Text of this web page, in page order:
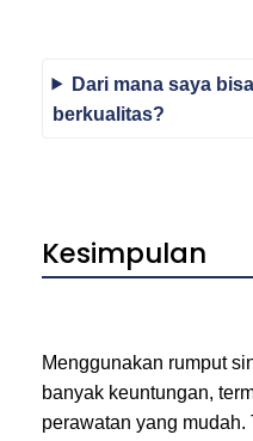
Dari mana saya
berkualitas?
Kesimpulan
Menggunakan rumput
banyak keuntungan,
perawatan yang mudah.